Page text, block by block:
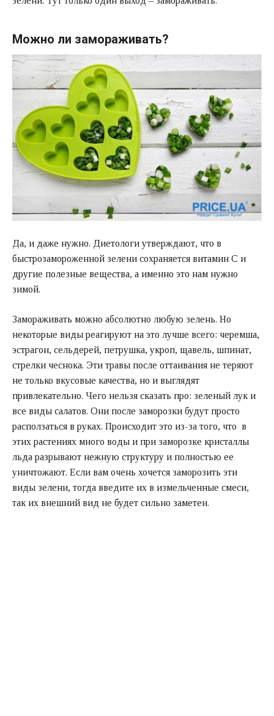
Можно ли замораживать?
Да, и даже нужно. Диетологи утверждают, что в
быстрозамороженной зелени сохраняется витамин С и
другие полезные вещества, а именно это нам нужно
зимой.
Замораживать можно абсолютно любую зелень. Но
некоторые виды реагируют на это лучше всего: черемша,
эстрагон, сельдерей, петрушка, укроп, щавель, шпинат,
стрелки чеснока. Эти травы после оттаивания не теряют
не только вкусовые качества, но и выглядят
привлекательно. Чего нельзя сказать про: зеленый лук и
все виды салатов. Они после заморозки будут просто
расползаться в руках. Происходит это из-за того, что в
этих растениях много воды и при заморозке кристаллы
льда разрывают нежную структуру и полностью ее
уничтожают. Если вам очень хочется заморозить эти
виды зелени, тогда введите их в измельченные смеси,
так их внешний вид не будет сильно заметен.